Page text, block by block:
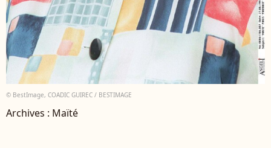
© BestImage, COADIC GUIREC / BESTIMAGE
Archives : Maïté